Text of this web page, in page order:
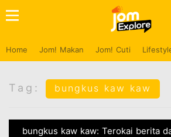
Home Jom! Makan Jom! Cuti
Tag: bungkus kaw kaw
bungkus kaw kaw: Terokai berita